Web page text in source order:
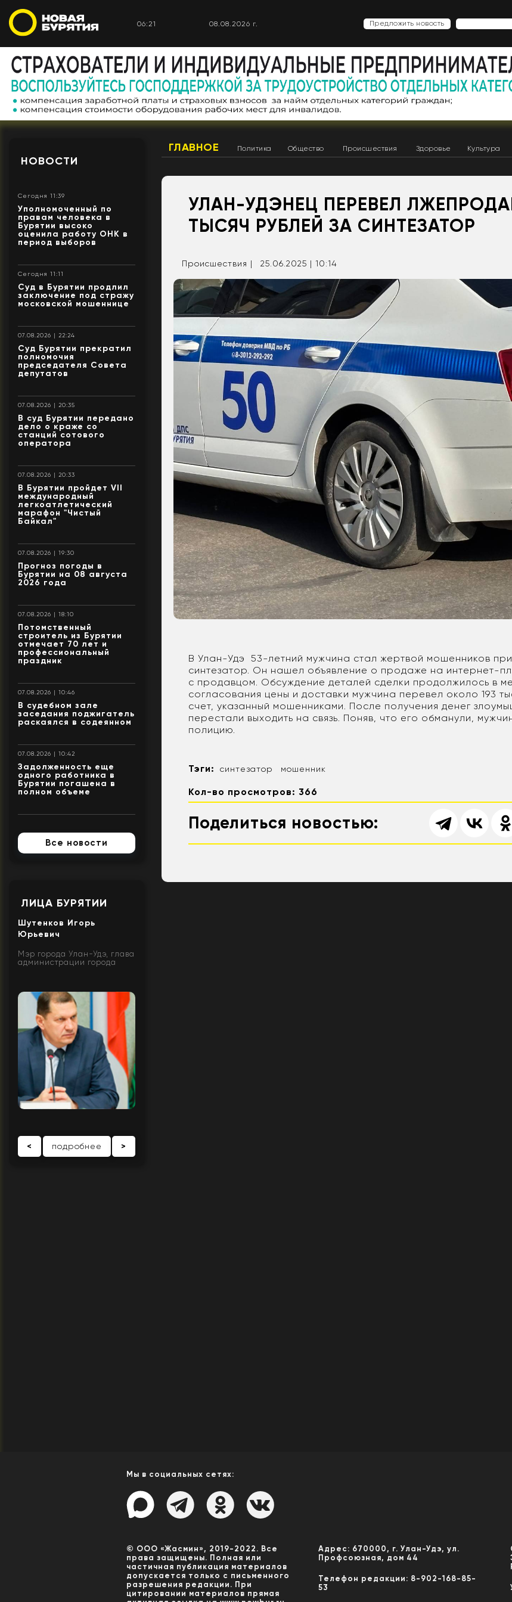
06:21 08.08.2026 г. Предложить новость
НОВОСТИ
Сегодня 11:39
Уполномоченный по
правам человека в
Бурятии высоко
оценила работу ОНК в
период выборов
Сегодня 11:11
Суд в Бурятии продлил
заключение под стражу
московской мошеннице
07.08.2026 | 22:24
Суд Бурятии прекратил
полномочия
председателя Совета
депутатов
07.08.2026 | 20:35
В суд Бурятии передано
дело о краже со
станций сотового
оператора
07.08.2026 | 20:33
В Бурятии пройдет VII
международный
легкоатлетический
марафон "Чистый
Байкал"
07.08.2026 | 19:30
Прогноз погоды в
Бурятии на 08 августа
2026 года
07.08.2026 | 18:10
Потомственный
строитель из Бурятии
отмечает 70 лет и
профессиональный
праздник
07.08.2026 | 10:46
В судебном зале
заседания поджигатель
раскаялся в содеянном
07.08.2026 | 10:42
Задолженность еще
одного работника в
Бурятии погашена в
полном объеме
Все новости
ЛИЦА БУРЯТИИ
Шутенков Игорь
Юрьевич
Мэр города Улан-Удэ, глава
администрации города
< подробнее >
ГЛАВНОЕ Политика Общество Происшествия Здоровье Культура
УЛАН-УДЭНЕЦ ПЕРЕВЕЛ
ТЫСЯЧ РУБЛЕЙ ЗА СИНТЕЗАТОР
Происшествия | 25.06.2025 | 10:14
В Улан-Удэ 53-летний мужчина стал жертвой мошенников при
синтезатор. Он нашел объявление о продаже на интернет-
с продавцом. Обсуждение деталей сделки продолжилось в
согласования цены и доставки мужчина перевел около 193
счет, указанный мошенниками. После получения денег
перестали выходить на связь. Поняв, что его обманули,
полицию.
Тэги: синтезатор мошенник
Кол-во просмотров: 366
Поделиться новостью:
Мы в социальных сетях:
© ООО «Жасмин», 2019-2022. Все
права защищены. Полная или
частичная публикация материалов
допускается только с письменного
разрешения редакции. При
цитировании материалов прямая
Адрес: 670000, г. Улан-Удэ, ул.
Профсоюзная, дом 44
Телефон редакции: 8-902-168-85-
53